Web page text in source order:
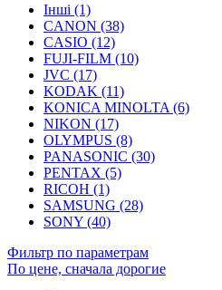
Інші (1)
CANON (38)
CASIO (12)
FUJI-FILM (10)
JVC (17)
KODAK (11)
KONICA MINOLTA (6)
NIKON (17)
OLYMPUS (8)
PANASONIC (30)
PENTAX (5)
RICOH (1)
SAMSUNG (28)
SONY (40)
Фильтр по параметрам
По цене, сначала дорогие